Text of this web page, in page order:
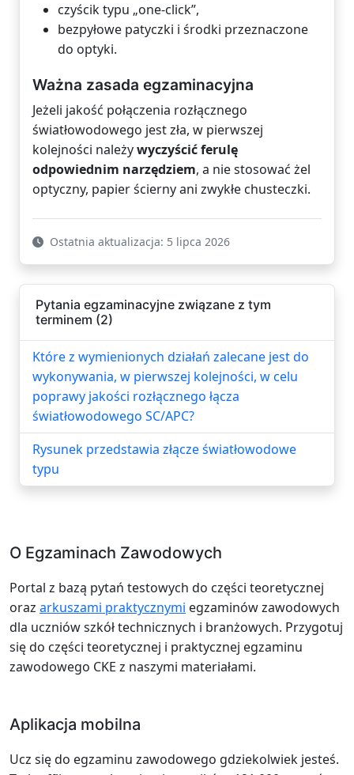
czyścik typu „one-click”,
bezpyłowe patyczki i środki przeznaczone
do optyki.
Ważna zasada egzaminacyjna
Jeżeli jakość połączenia rozłącznego
światłowodowego jest zła, w pierwszej
kolejności należywyczyścić ferulę
odpowiednim narzędziem, a nie stosować żel
optyczny, papier ścierny ani zwykłe chusteczki.
Ostatnia aktualizacja: 5 lipca 2026
Pytania egzaminacyjne związane z tym
terminem (2)
Które z wymienionych działań zalecane jest do
wykonywania, w pierwszej kolejności, w celu
poprawy jakości rozłącznego łącza
światłowodowego SC/APC?
Rysunek przedstawia złącze światłowodowe
typu
O Egzaminach Zawodowych
Portal z bazą pytań testowych do części teoretycznej
oraz arkuszami praktycznymi egzaminów zawodowych
dla uczniów szkół technicznych i branżowych. Przygotuj
się do części teoretycznej i praktycznej egzaminu
zawodowego CKE z naszymi materiałami.
Aplikacja mobilna
Ucz się do egzaminu zawodowego gdziekolwiek jesteś.